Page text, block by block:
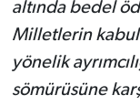
altında bedel
Milletlerin
yönelik
sömürüsüne